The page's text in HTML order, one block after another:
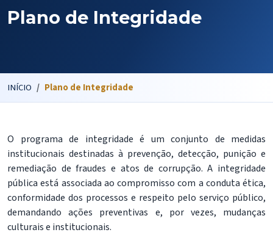
Plano de Integridade
INÍCIO Plano de Integridade
O programa de integridade é um conjunto de medidas
institucionais destinadas à prevenção, detecção, punição e
remediação de fraudes e atos de corrupção. A integridade
pública está associada ao compromisso com a conduta ética,
conformidade dos processos e respeito pelo serviço público,
demandando ações preventivas e, por vezes, mudanças
culturais e institucionais.